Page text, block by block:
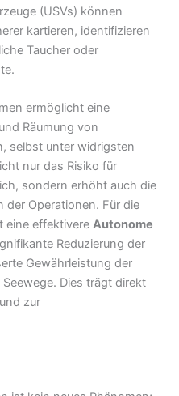
(USVs) können
kartieren, identifizieren
Taucher oder
ermöglicht eine
Räumung von
selbst unter widrigsten
nur das Risiko für
sondern erhöht auch die
der Operationen. Für die
eine effektivereAutonome
Reduzierung der
Gewährleistung der
Dies trägt direkt
zur